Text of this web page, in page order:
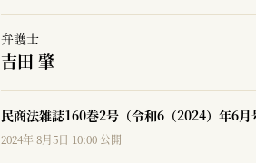
弁護士
吉田 肇
民商法雑誌160巻2号（令和6（2024）年6月
2024年 8月5日 10:00 公開